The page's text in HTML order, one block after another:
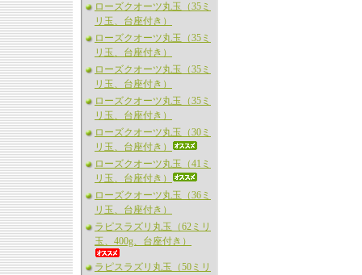
ローズクオーツ丸玉（35ミ
リ玉、台座付き）
ローズクオーツ丸玉（35ミ
リ玉、台座付き）
ローズクオーツ丸玉（35ミ
リ玉、台座付き）
ローズクオーツ丸玉（35ミ
リ玉、台座付き）
ローズクオーツ丸玉（30ミ
リ玉、台座付き）
ローズクオーツ丸玉（41ミ
リ玉、台座付き）
ローズクオーツ丸玉（36ミ
リ玉、台座付き）
ラピスラズリ丸玉（62ミリ
玉、400g、台座付き）
ラピスラズリ丸玉（50ミリ